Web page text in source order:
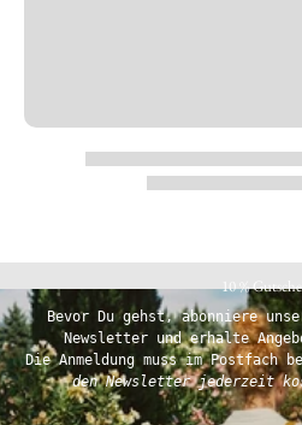
10 %
Bevor Du gehst, abonniere
Newsletter und erhalte
Die Anmeldung muss im
den Newsletter jederzeit